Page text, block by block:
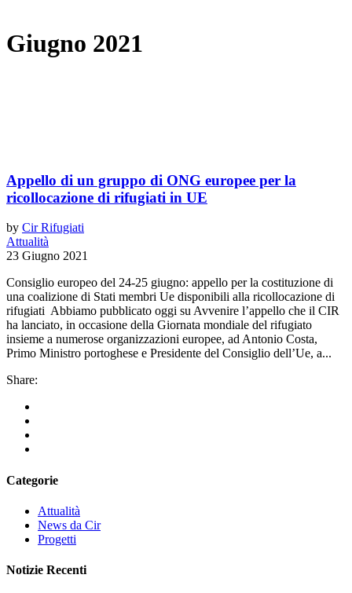
Giugno 2021
Appello di un gruppo di ONG europee per la
ricollocazione di rifugiati in UE
by Cir Rifugiati
Attualità
23 Giugno 2021
Consiglio europeo del 24-25 giugno: appello per la costituzione di
una coalizione di Stati membri Ue disponibili alla ricollocazione di
rifugiati Abbiamo pubblicato oggi su Avvenire l’appello che il CIR
ha lanciato, in occasione della Giornata mondiale del rifugiato
insieme a numerose organizzazioni europee, ad Antonio Costa,
Primo Ministro portoghese e Presidente del Consiglio dell’Ue, a...
Share:
Categorie
Attualità
News da Cir
Progetti
Notizie Recenti